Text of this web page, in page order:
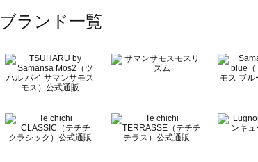
ブランド一覧